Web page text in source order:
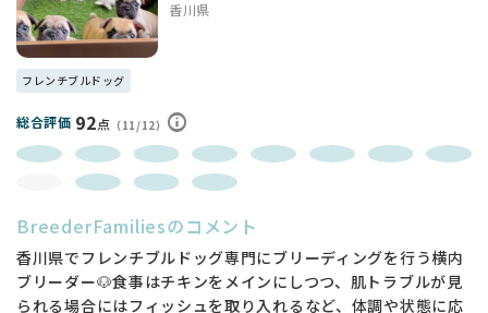
香川県
フレンチブルドッグ
総合評価 92点 （11/12）
BreederFamiliesのコメント
香川県でフレンチブルドッグ専門にブリーディングを行う横内
ブリーダー🐶食事はチキンをメインにしつつ、肌トラブルが見
られる場合にはフィッシュを取り入れるなど、体調や状態に応